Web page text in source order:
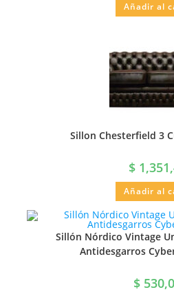
Añadir al
Sillon Chesterfield 3
$
Añadir al
Sillón Nórdico Vintage
Antidesgarros
$